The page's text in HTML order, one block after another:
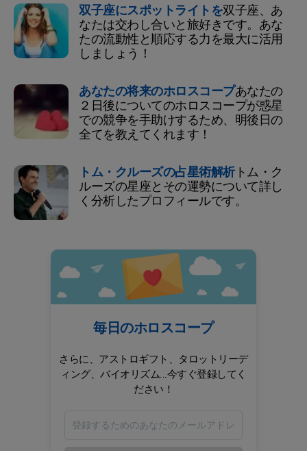
双子座にスポットライトを双子座、あ
なたは交わし合いと旅好きです。あな
たの流動性と順応する力を最大に活用
しましょう！
あなたの将来のホロスコープあなたの
２日後についてのホロスコープが惑星
での競争を手助けするため、明後日の
全てを教えてくれます！
トム・クルーズの占星術解析トム・ク
ルーズの星座とその運勢について詳し
く分析したプロフィールです。
毎日のホロスコープ
さらに、アストロギフト、タロットリーデ
ィング、バイオリズム...今すぐ登録してく
ださい！